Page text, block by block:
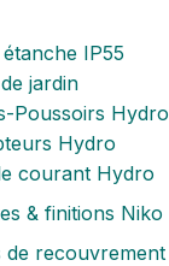
IP55
jardin
Poussoirs Hydro
Hydro
courant Hydro
& finitions Niko
de recouvrement